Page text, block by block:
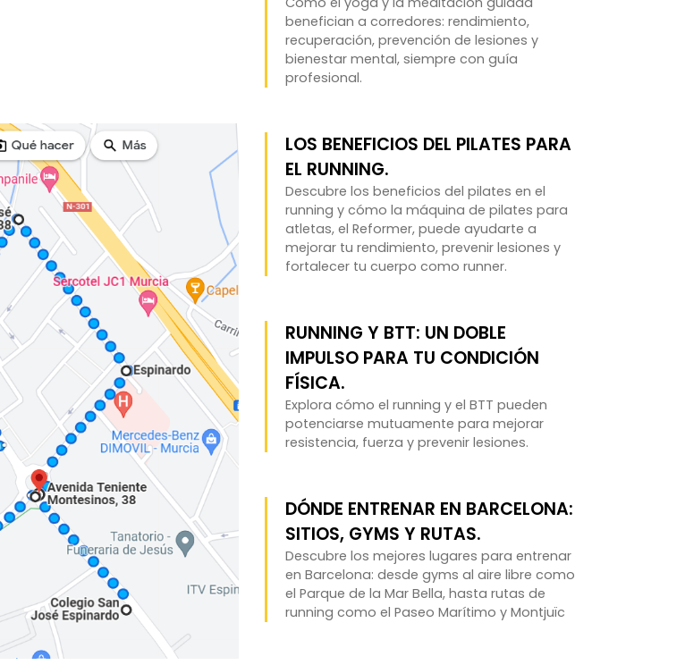
benefician a corredores: rendimiento,
recuperación, prevención de lesiones y
bienestar mental, siempre con guía
profesional.
LOS BENEFICIOS DEL PILATES PARA
EL RUNNING.
Descubre los beneficios del pilates en el
running y cómo la máquina de pilates para
atletas, el Reformer, puede ayudarte a
mejorar tu rendimiento, prevenir lesiones y
fortalecer tu cuerpo como runner.
RUNNING Y BTT: UN DOBLE
IMPULSO PARA TU CONDICIÓN
FÍSICA.
Explora cómo el running y el BTT pueden
potenciarse mutuamente para mejorar
resistencia, fuerza y prevenir lesiones.
DÓNDE ENTRENAR EN BARCELONA:
SITIOS, GYMS Y RUTAS.
Descubre los mejores lugares para entrenar
en Barcelona: desde gyms al aire libre como
el Parque de la Mar Bella, hasta rutas de
running como el Paseo Marítimo y Montjuïc